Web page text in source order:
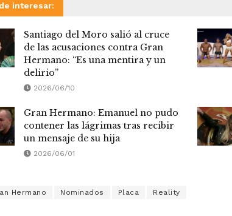
interesar:
Santiago del Moro salió al cruce
de las acusaciones contra Gran
Hermano: “Es una mentira y un
delirio”
2026/06/10
Gran Hermano: Emanuel no pudo
contener las lágrimas tras recibir
un mensaje de su hija
2026/06/01
Hermano Nominados Placa Reality